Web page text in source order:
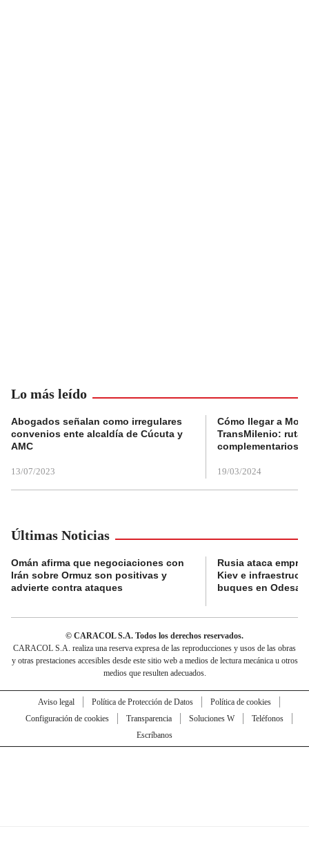
Lo más leído
Abogados señalan como irregulares
convenios ente alcaldía de Cúcuta y
AMC
13/07/2023
Cómo llegar a
TransMilenio:
complementarios
19/03/2024
Últimas Noticias
Omán afirma que negociaciones con
Irán sobre Ormuz son positivas y
advierte contra ataques
Rusia ataca
Kiev e
buques en Odesa
© CARACOL S.A. Todos los derechos reservados.
CARACOL S.A. realiza una reserva expresa de las reproducciones y usos de las obras
y otras prestaciones accesibles desde este sitio web a medios de lectura mecánica u otros
medios que resulten adecuados.
Aviso legal Política de Protección de Datos
Política de cookies
Configuración de cookies
Transparencia Soluciones W
Teléfonos
Escríbanos